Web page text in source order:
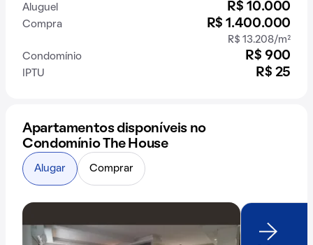
Aluguel R$ 10.000
Compra R$ 1.400.000
R$ 13.208/m²
Condomínio
R$ 900
IPTU R$ 25
Apartamentos disponíveis no
Condomínio The House
Alugar Comprar